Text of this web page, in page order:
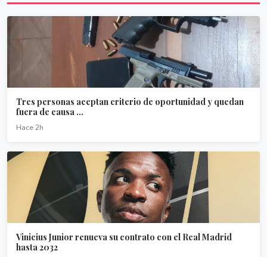
Tres personas aceptan criterio de oportunidad y quedan
fuera de causa ...
Hace 2h
Vinicius Junior renueva su contrato con el Real Madrid
hasta 2032